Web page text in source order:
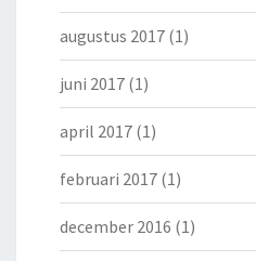
augustus 2017 (1)
juni 2017 (1)
april 2017 (1)
februari 2017 (1)
december 2016 (1)